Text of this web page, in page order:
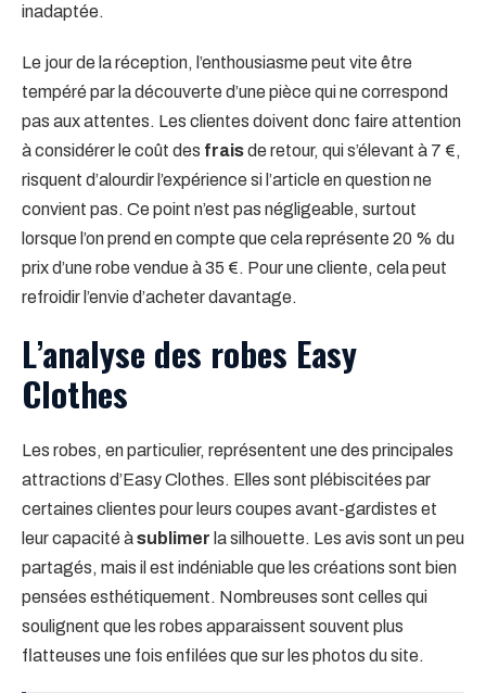
inadaptée.
Le jour de la réception, l’enthousiasme peut vite être
tempéré par la découverte d’une pièce qui ne correspond
pas aux attentes. Les clientes doivent donc faire attention
à considérer le coût des fraisde retour, qui s’élevant à 7 €,
risquent d’alourdir l’expérience si l’article en question ne
convient pas. Ce point n’est pas négligeable, surtout
lorsque l’on prend en compte que cela représente 20 % du
prix d’une robe vendue à 35 €. Pour une cliente, cela peut
refroidir l’envie d’acheter davantage.
L’analyse des robes Easy
Clothes
Les robes, en particulier, représentent une des principales
attractions d’Easy Clothes. Elles sont plébiscitées par
certaines clientes pour leurs coupes avant-gardistes et
leur capacité àsublimer la silhouette. Les avis sont un peu
partagés, mais il est indéniable que les créations sont bien
pensées esthétiquement. Nombreuses sont celles qui
soulignent que les robes apparaissent souvent plus
flatteuses une fois enfilées que sur les photos du site.